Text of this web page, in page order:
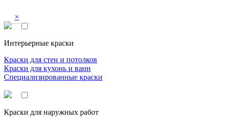
×
Интерьерные краски
Краски для стен и потолков
Краски для кухонь и ванн
Специализированные краски
Краски для наружных работ